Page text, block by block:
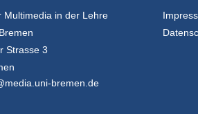
Multimedia in der Lehre
Strasse 3
bremen.de